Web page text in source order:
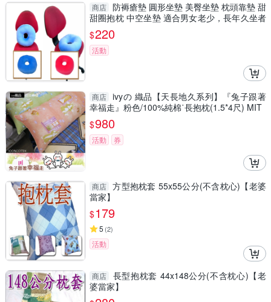
商店 防褥瘡墊 圓形坐墊 美臀坐墊 枕頭靠墊 甜
甜圈抱枕 中空坐墊 適合男女老少，長年久坐者
使用
$220
活動
商店 ivyの 織品【天長地久系列】『兔子跟著
幸福走』粉色/100%純棉˙長抱枕(1.5*4尺) MIT
$980
活動 券
商店 方型抱枕套 55x55公分(不含枕心)【老婆
當家】
$179
5 (2)
活動
商店
長型抱枕套 44x148公分(不含枕心)【老
婆當家】